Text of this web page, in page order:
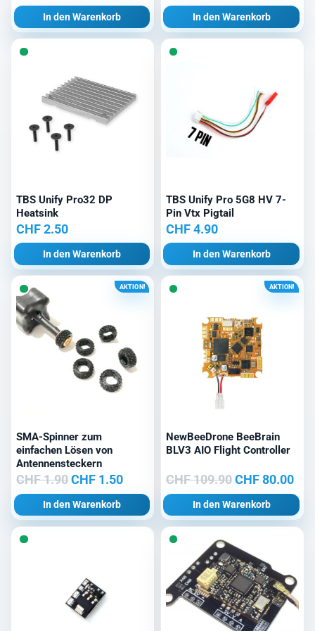
In den Warenkorb In den Warenkorb
TBS Unify Pro32 DP
Heatsink
CHF2.50
In den Warenkorb
TBS Unify Pro 5G8 HV 7-
Pin Vtx Pigtail
CHF4.90
In den Warenkorb
AKTION!
SMA-Spinner zum
einfachen Lösen von
Antennensteckern
CHF1.90Ursprünglicher
Preis
war:
CHF 1.50Aktueller
Preis
ist:
CHF 1.50.
In den Warenkorb
AKTION!
NewBeeDrone BeeBrain
BLV3 AIO Flight Controller
CHF109.90
Preis
war:
CHF 109.90
CHF80.00
ist:
In den Warenkorb